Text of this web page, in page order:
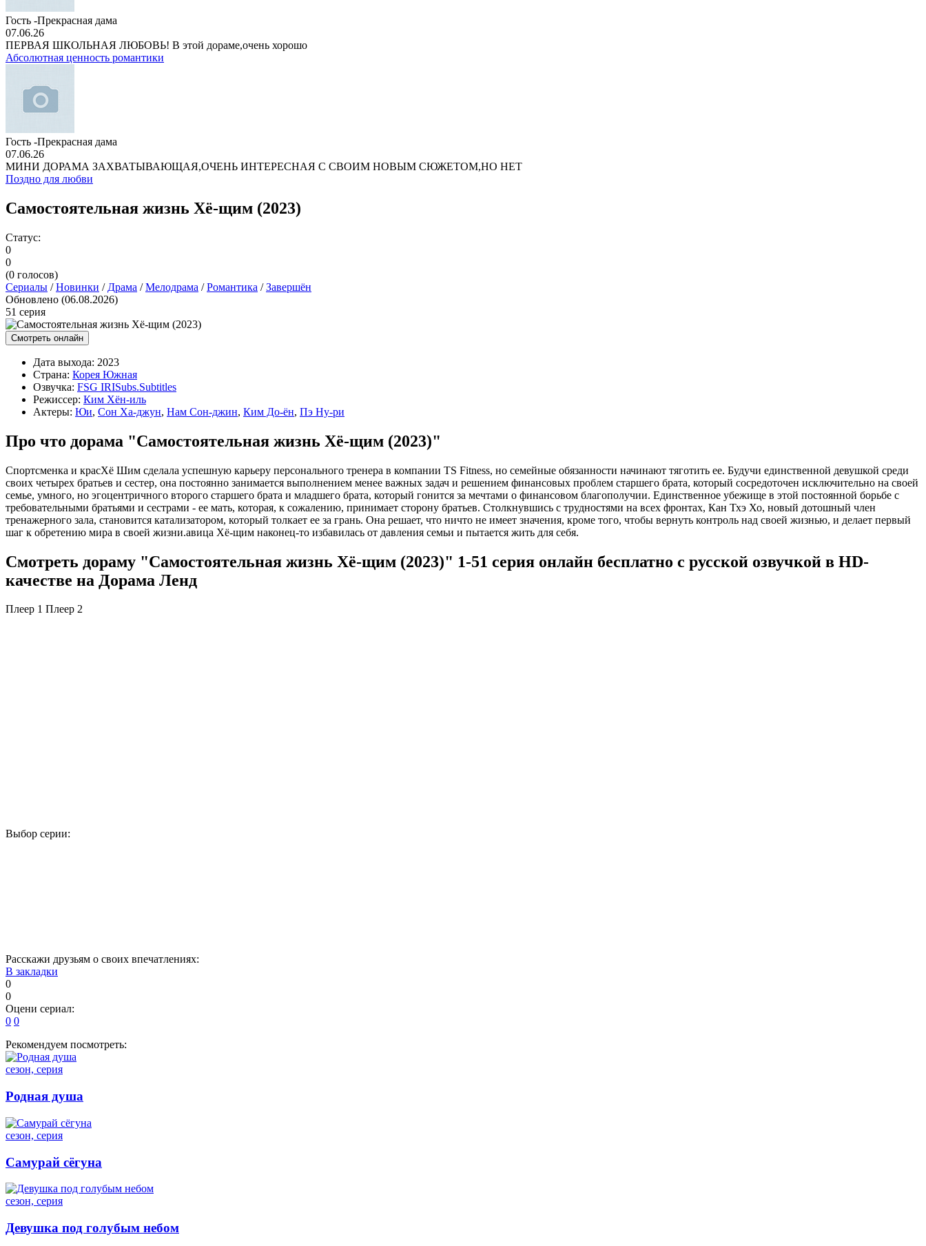
Гость -Прекрасная дама
07.06.26
ПЕРВАЯ ШКОЛЬНАЯ ЛЮБОВЬ! В этой дораме,очень хорошо
Абсолютная ценность романтики
Гость -Прекрасная дама
07.06.26
МИНИ ДОРАМА ЗАХВАТЫВАЮЩАЯ,ОЧЕНЬ ИНТЕРЕСНАЯ С СВОИМ НОВЫМ СЮЖЕТОМ,НО НЕТ
Поздно для любви
Самостоятельная жизнь Хё-щим (2023)
Статус:
0
0
(0 голосов)
Сериалы /Новинки / Драма /Мелодрама /Романтика /Завершён
Обновлено (06.08.2026)
51 серия
Смотреть онлайн
Дата выхода: 2023
Страна: Корея Южная
Озвучка: FSG IRISubs.Subtitles
Режиссер: Ким Хён-иль
Актеры: Юи, Сон Ха-джун, Нам Сон-джин, Ким До-ён, Пэ Ну-ри
Про что дорама "Самостоятельная жизнь Хё-щим (2023)"
Спортсменка и красХё Шим сделала успешную карьеру персонального тренера в компании TS Fitness, но семейные обязанности начинают тяготить ее. Будучи единственной девушкой среди
своих четырех братьев и сестер, она постоянно занимается выполнением менее важных задач и решением финансовых проблем старшего брата, который сосредоточен исключительно на своей
семье, умного, но эгоцентричного второго старшего брата и младшего брата, который гонится за мечтами о финансовом благополучии. Единственное убежище в этой постоянной борьбе с
требовательными братьями и сестрами - ее мать, которая, к сожалению, принимает сторону братьев. Столкнувшись с трудностями на всех фронтах, Кан Тхэ Хо, новый дотошный член
тренажерного зала, становится катализатором, который толкает ее за грань. Она решает, что ничто не имеет значения, кроме того, чтобы вернуть контроль над своей жизнью, и делает первый
шаг к обретению мира в своей жизни.авица Хё-щим наконец-то избавилась от давления семьи и пытается жить для себя.
Смотреть дораму "Самостоятельная жизнь Хё-щим (2023)" 1-51 серия онлайн бесплатно с русской озвучкой в HD-
качестве на Дорама Ленд
Плеер 1 Плеер 2
Выбор серии:
Расскажи друзьям о своих впечатлениях:
В закладки
0
0
Оцени сериал:
0 0
Рекомендуем посмотреть:
сезон, серия
Родная душа
сезон, серия
Самурай сёгуна
сезон, серия
Девушка под голубым небом